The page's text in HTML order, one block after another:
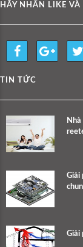
HÃY NHẤN LIKE VÀ
TIN TỨC
Giải
Giải